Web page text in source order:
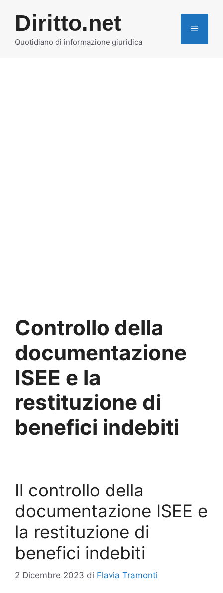
contenuto
Diritto.net
Quotidiano di informazione giuridica
MENU
Controllo della
documentazione
ISEE e la
restituzione di
benefici indebiti
Il controllo della
documentazione ISEE e
la restituzione di
benefici indebiti
2 Dicembre 2023 di Flavia Tramonti